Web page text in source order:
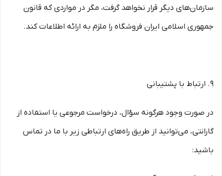
سازمان‌های دیگر قرار نخواهد گرفت، مگر در مواردی که قانون
جمهوری اسلامی ایران فروشگاه را ملزم به ارائه اطلاعات کند.
۹. ارتباط با پشتیبانی
در صورت وجود هرگونه سؤال، درخواست مرجوعی یا استفاده از
گارانتی، می‌توانید از طریق راه‌های ارتباطی زیر با ما در تماس
باشید: